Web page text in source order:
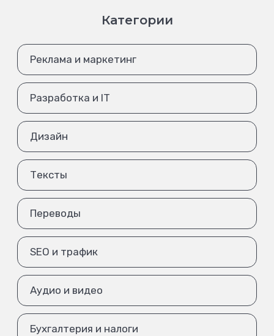
Категории
Реклама и маркетинг
Разработка и IT
Дизайн
Тексты
Переводы
SEO и трафик
Аудио и видео
Бухгалтерия и налоги